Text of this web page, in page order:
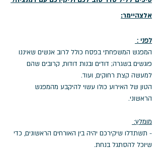
אלצהיימר:
לפני :
המפגש המשפחתי בפסח כולל לרוב אנשים שאיננו
פוגשים בשגרה; דודים ובנות דודות, קרובים שהם
למעשה קצת רחוקים, ועוד.
הטון של האירוע כולו עשוי להיקבע מהמפגש
הראשוני.
מומלץ:
- תשתדלו שיקירכם יהיה בין האורחים הראשונים, כדי
שיוכל להסתגל בנחת.